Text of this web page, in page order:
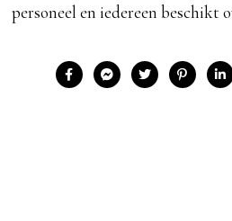
personeel en iedereen beschikt